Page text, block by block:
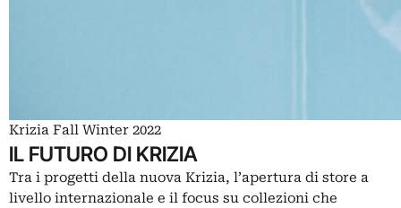
Krizia Fall Winter 2022
IL FUTURO DI KRIZIA
Tra i progetti della nuova Krizia, l’apertura di store a
livello internazionale e il focus su collezioni che